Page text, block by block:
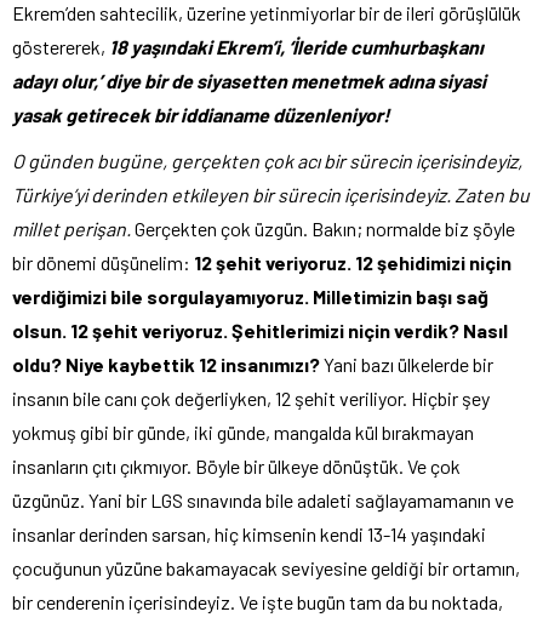
Ekrem’den sahtecilik, üzerine yetinmiyorlar bir de ileri görüşlülük
göstererek, 18 yaşındaki Ekrem’i, ‘İleride cumhurbaşkanı
adayı olur,’ diye bir de siyasetten menetmek adına siyasi
yasak getirecek bir iddianame düzenleniyor!
O günden bugüne, gerçekten çok acı bir sürecin içerisindeyiz,
Türkiye’yi derinden etkileyen bir sürecin içerisindeyiz. Zaten bu
millet perişan.Gerçekten çok üzgün. Bakın; normalde biz şöyle
bir dönemi düşünelim: 12 şehit veriyoruz. 12 şehidimizi niçin
verdiğimizi bile sorgulayamıyoruz. Milletimizin başı sağ
olsun. 12 şehit veriyoruz. Şehitlerimizi niçin verdik? Nasıl
oldu? Niye kaybettik 12 insanımızı?Yani bazı ülkelerde bir
insanın bile canı çok değerliyken, 12 şehit veriliyor. Hiçbir şey
yokmuş gibi bir günde, iki günde, mangalda kül bırakmayan
insanların çıtı çıkmıyor. Böyle bir ülkeye dönüştük. Ve çok
üzgünüz. Yani bir LGS sınavında bile adaleti sağlayamamanın ve
insanlar derinden sarsan, hiç kimsenin kendi 13-14 yaşındaki
çocuğunun yüzüne bakamayacak seviyesine geldiği bir ortamın,
bir cenderenin içerisindeyiz. Ve işte bugün tam da bu noktada,